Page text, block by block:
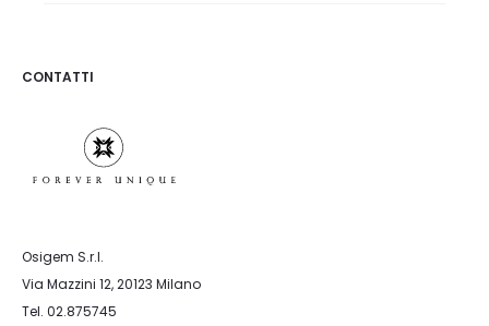
CONTATTI
Osigem S.r.l.
Via Mazzini 12, 20123 Milano
Tel. 02.875745